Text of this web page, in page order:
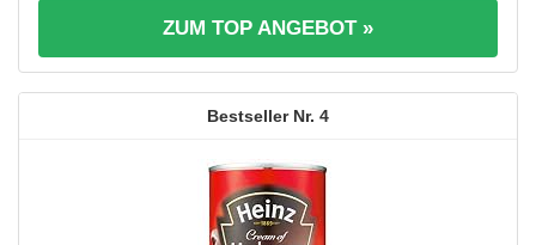
ZUM TOP ANGEBOT »
4